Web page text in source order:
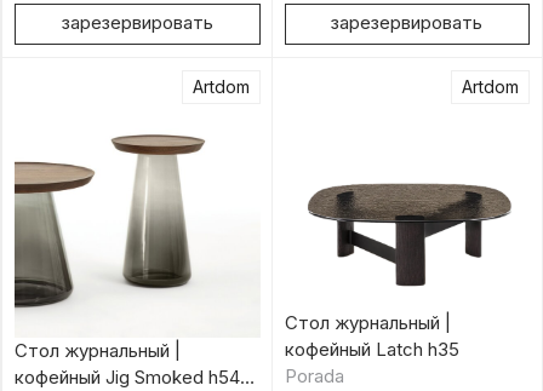
зарезервировать зарезервировать
Artdom
Стол журнальный |
кофейный Jig Smoked h54
Artdom
Стол журнальный |
кофейный Latch h35
Porada